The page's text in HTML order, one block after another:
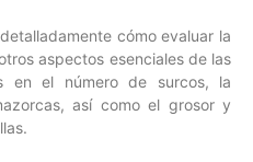
cómo evaluar la
aspectos esenciales de las
en el número de surcos, la
así como el grosor y